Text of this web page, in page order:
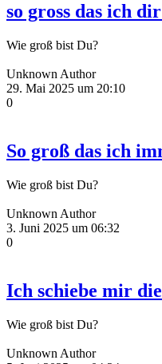
so gross das ich
Wie groß bist Du?
Unknown Author
29. Mai 2025 um 20:10
0
So groß das ich
Wie groß bist Du?
Unknown Author
3. Juni 2025 um 06:32
0
Ich schiebe mir
Wie groß bist Du?
Unknown Author